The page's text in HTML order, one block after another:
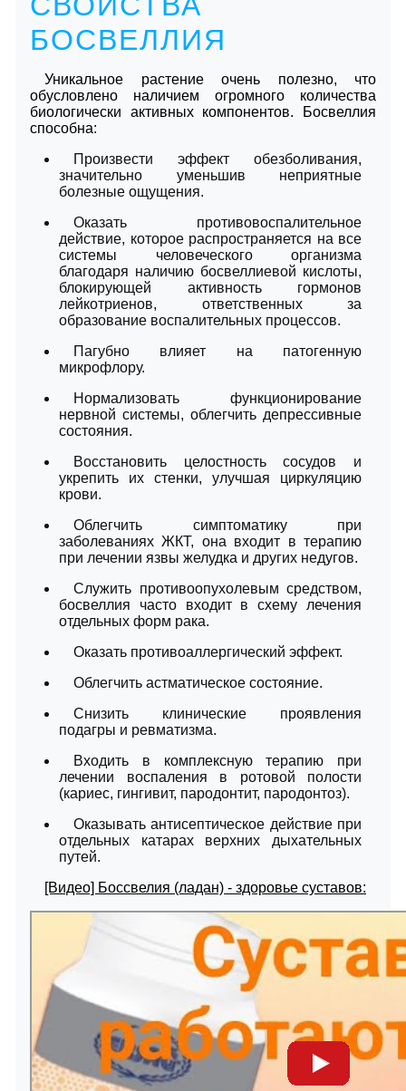
БОСВЕЛЛИЯ
Уникальное растение очень полезно, что
обусловлено наличием огромного количества
биологически активных компонентов. Босвеллия
способна:
Произвести эффект обезболивания,
значительно уменьшив неприятные
болезные ощущения.
Оказать противовоспалительное
действие, которое распространяется на все
системы человеческого организма
благодаря наличию босвеллиевой кислоты,
блокирующей активность гормонов
лейкотриенов, ответственных за
образование воспалительных процессов.
Пагубно влияет на патогенную
микрофлору.
Нормализовать функционирование
нервной системы, облегчить депрессивные
состояния.
Восстановить целостность сосудов и
укрепить их стенки, улучшая циркуляцию
крови.
Облегчить симптоматику при
заболеваниях ЖКТ, она входит в терапию
при лечении язвы желудка и других недугов.
Служить противоопухолевым средством,
босвеллия часто входит в схему лечения
отдельных форм рака.
Оказать противоаллергический эффект.
Облегчить астматическое состояние.
Снизить клинические проявления
подагры и ревматизма.
Входить в комплексную терапию при
лечении воспаления в ротовой полости
(кариес, гингивит, пародонтит, пародонтоз).
Оказывать антисептическое действие при
отдельных катарах верхних дыхательных
путей.
[Видео] Боссвелия (ладан) - здоровье суставов: